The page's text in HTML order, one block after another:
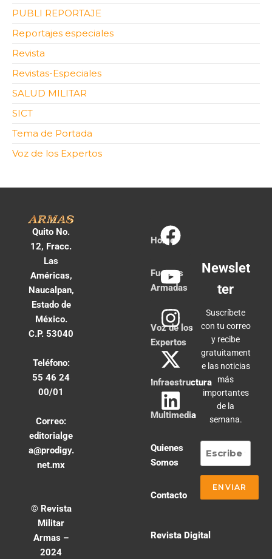
PUBLI REPORTAJE
Reportajes especiales
Revista
Revistas-Especiales
SALUD MILITAR
SICT
Tema de Portada
Voz de los Expertos
Quito No.
12, Fracc.
Las
Américas,
Naucalpan,
Estado de
México.
C.P. 53040
Teléfono:
55 46 24
00/01
Correo:
editorialge
a@prodigy.
net.mx
© Revista
Militar
Armas –
2024
Home
Fuerzas
Armadas
Voz de los
Expertos
Infraestructura
Multimedia
Quienes
Somos
Contacto
Revista Digital
Newslet
ter
Suscríbete
con tu correo
y recibe
gratuitament
e las noticias
más
importantes
de la
semana.